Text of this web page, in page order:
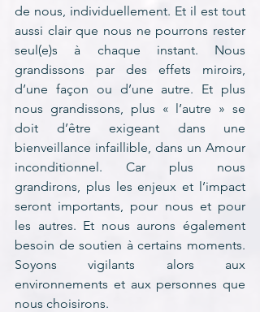
de nous, individuellement. Et il est tout
aussi clair que nous ne pourrons rester
seul(e)s à chaque instant. Nous
grandissons par des effets miroirs,
d’une façon ou d’une autre. Et plus
nous grandissons, plus « l’autre » se
doit d’être exigeant dans une
bienveillance infaillible, dans un Amour
inconditionnel. Car plus nous
grandirons, plus les enjeux et l’impact
seront importants, pour nous et pour
les autres. Et nous aurons également
besoin de soutien à certains moments.
Soyons vigilants alors aux
environnements et aux personnes que
nous choisirons.